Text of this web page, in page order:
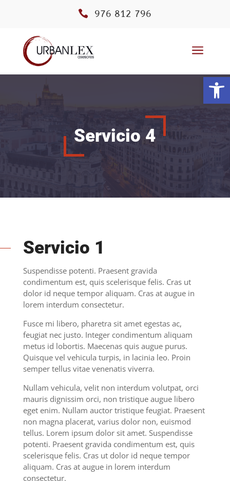
 976 812 796
a
Servicio 4
Servicio 1
Suspendisse potenti. Praesent gravida
condimentum est, quis scelerisque felis. Cras ut
dolor id neque tempor aliquam. Cras at augue in
lorem interdum consectetur.
Fusce mi libero, pharetra sit amet egestas ac,
feugiat nec justo. Integer condimentum aliquam
metus id lobortis. Maecenas quis augue purus.
Quisque vel vehicula turpis, in lacinia leo. Proin
semper tellus vitae venenatis viverra.
Nullam vehicula, velit non interdum volutpat, orci
mauris dignissim orci, non tristique augue libero
eget enim. Nullam auctor tristique feugiat. Praesent
non magna placerat, varius dolor non, euismod
tellus. Lorem ipsum dolor sit amet. Suspendisse
potenti. Praesent gravida condimentum est, quis
scelerisque felis. Cras ut dolor id neque tempor
aliquam. Cras at augue in lorem interdum
consectetur.